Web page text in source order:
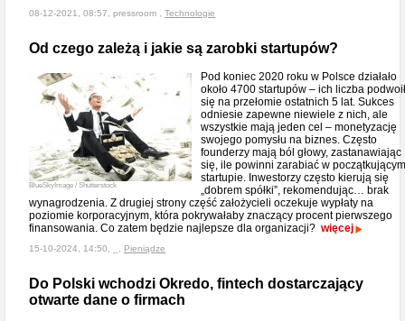
08-12-2021, 08:57, pressroom , Technologie
Od czego zależą i jakie są zarobki startupów?
BlueSkyImage / Shutterstock
Pod koniec 2020 roku w Polsce działało
około 4700 startupów – ich liczba
się na przełomie ostatnich 5 lat. Sukces
odniesie zapewne niewiele z nich, ale
wszystkie mają jeden cel – monetyzację
swojego pomysłu na biznes. Często
founderzy mają ból głowy, zastanawiając
się, ile powinni zarabiać w początkującym
startupie. Inwestorzy często kierują się
„dobrem spółki”, rekomendując… brak
wynagrodzenia. Z drugiej strony część założycieli oczekuje wypłaty na
poziomie korporacyjnym, która pokrywałaby znaczący procent pierwszego
finansowania. Co zatem będzie najlepsze dla organizacji? więcej
15-10-2024, 14:50, _, Pieniądze
Do Polski wchodzi Okredo, fintech dostarczający
otwarte dane o firmach